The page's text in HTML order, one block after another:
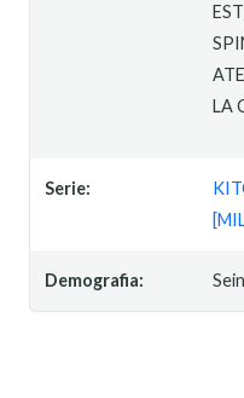
LA
Serie:
Demografia: